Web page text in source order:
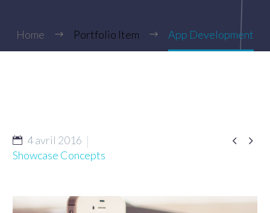
Home Portfolio Item App Development
 
4 avril 2016
Showcase Concepts